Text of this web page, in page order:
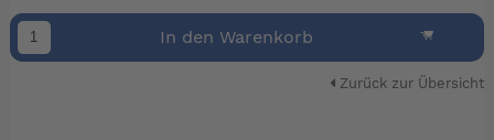
In den Warenkorb
Zurück zur Übersicht